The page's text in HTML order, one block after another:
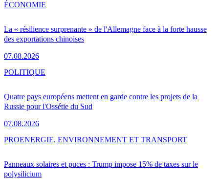
La « résilience surprenante » de l'Allemagne face à la forte hausse
des exportations chinoises
07.08.2026
ÉCONOMIE
Quatre pays européens mettent en garde contre les projets de la
Russie pour l'Ossétie du Sud
07.08.2026
POLITIQUE
Panneaux solaires et puces : Trump impose 15% de taxes sur le
polysilicium
PROENERGIE, ENVIRONNEMENT ET TRANSPORT